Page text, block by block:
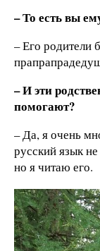
– То есть вы
– Его родители
– И эти
помогают?
– Да, я очень
русский язык
но я читаю его.